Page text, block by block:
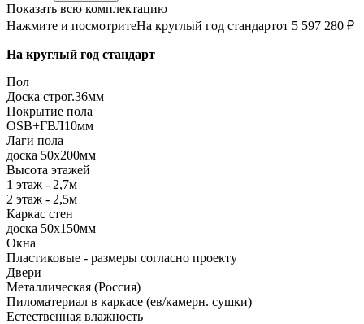
Показать всю комплектацию
Нажмите и посмотритеНа круглый год стандартот 5 597 280 ₽
На круглый год стандарт
Пол
Доска строг.36мм
Покрытие пола
ОSB+ГВЛ10мм
Лаги пола
доска 50х200мм
Высота этажей
1 этаж - 2,7м
2 этаж - 2,5м
Каркас стен
доска 50х150мм
Окна
Пластиковые - размеры согласно проекту
Двери
Металлическая (Россия)
Пиломатериал в каркасе (ев/камерн. сушки)
Естественная влажность